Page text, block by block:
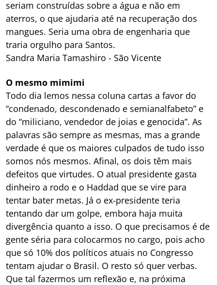
seriam construídas sobre a água e não em
aterros, o que ajudaria até na recuperação dos
mangues. Seria uma obra de engenharia que
traria orgulho para Santos.
Sandra Maria Tamashiro - São Vicente
O mesmo mimimi
Todo dia lemos nessa coluna cartas a favor do
“condenado, descondenado e semianalfabeto” e
do “miliciano, vendedor de joias e genocida”. As
palavras são sempre as mesmas, mas a grande
verdade é que os maiores culpados de tudo isso
somos nós mesmos. Afinal, os dois têm mais
defeitos que virtudes. O atual presidente gasta
dinheiro a rodo e o Haddad que se vire para
tentar bater metas. Já o ex-presidente teria
tentando dar um golpe, embora haja muita
divergência quanto a isso. O que precisamos é de
gente séria para colocarmos no cargo, pois acho
que só 10% dos políticos atuais no Congresso
tentam ajudar o Brasil. O resto só quer verbas.
Que tal fazermos um reflexão e, na próxima